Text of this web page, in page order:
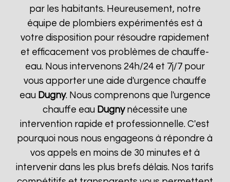
par les habitants. Heureusement, notre
équipe de plombiers expérimentés est à
votre disposition pour résoudre rapidement
et efficacement vos problèmes de chauffe-
eau. Nous intervenons 24h/24 et 7j/7 pour
vous apporter une aide d'urgence chauffe
eau Dugny. Nous comprenons que l'urgence
chauffe eau Dugnynécessite une
intervention rapide et professionnelle. C'est
pourquoi nous nous engageons à répondre à
vos appels en moins de 30 minutes et à
intervenir dans les plus brefs délais. Nos tarifs